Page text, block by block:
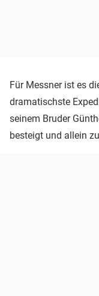
Für Messner ist es
dramatischste
seinem Bruder
besteigt und allein